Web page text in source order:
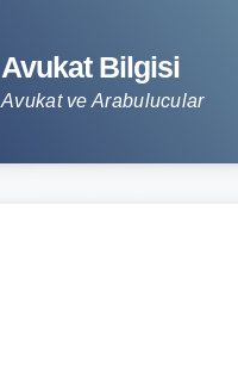
Avukat Bilgisi
Avukat ve Arabulucular